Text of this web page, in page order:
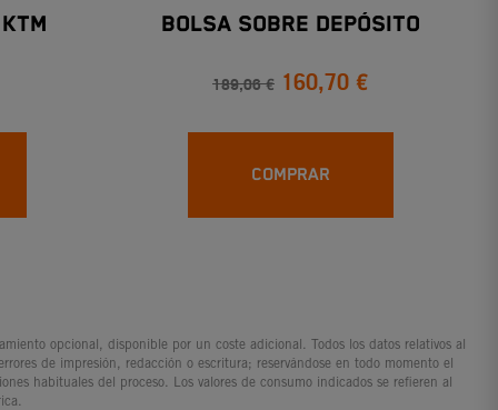
BOLSA SOBRE DEPÓSITO
189,06 € 160,70 €
COMPRAR
opcional, disponible por un coste adicional. Todos los datos relativos al
de impresión, redacción o escritura; reservándose en todo momento el
habituales del proceso. Los valores de consumo indicados se refieren al